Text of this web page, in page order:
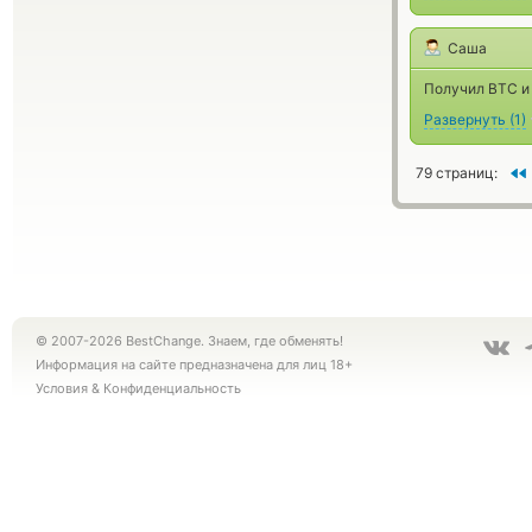
Саша
Получил ВТС и
Развернуть (1)
79 страниц:
© 2007-2026 BestChange. Знаем, где обменять!
Информация на сайте предназначена для лиц 18+
Условия & Конфиденциальность